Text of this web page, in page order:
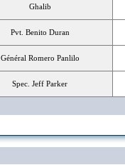
Ghalib
Pvt. Benito Duran
Général Romero Panlilo
Spec. Jeff Parker